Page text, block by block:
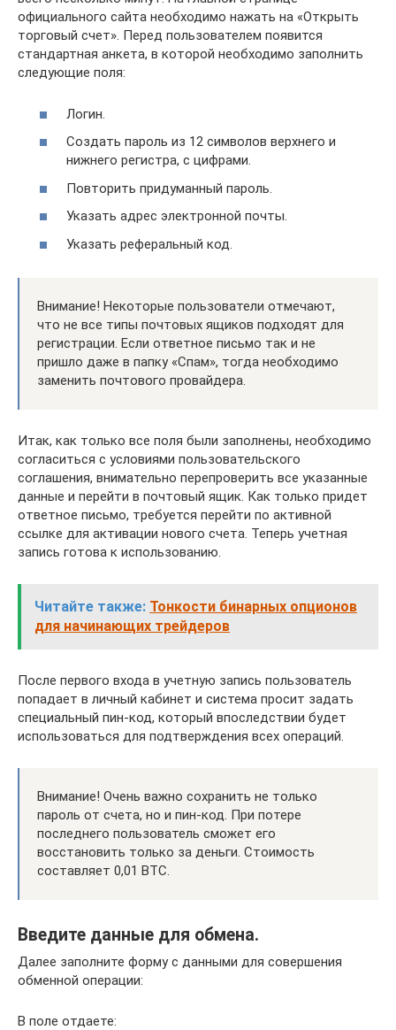
официального сайта необходимо нажать на «Открыть
торговый счет». Перед пользователем появится
стандартная анкета, в которой необходимо заполнить
следующие поля:
Логин.
Создать пароль из 12 символов верхнего и
нижнего регистра, с цифрами.
Повторить придуманный пароль.
Указать адрес электронной почты.
Указать реферальный код.
Внимание! Некоторые пользователи отмечают,
что не все типы почтовых ящиков подходят для
регистрации. Если ответное письмо так и не
пришло даже в папку «Спам», тогда необходимо
заменить почтового провайдера.
Итак, как только все поля были заполнены, необходимо
согласиться с условиями пользовательского
соглашения, внимательно перепроверить все указанные
данные и перейти в почтовый ящик. Как только придет
ответное письмо, требуется перейти по активной
ссылке для активации нового счета. Теперь учетная
запись готова к использованию.
Читайте также: Тонкости бинарных опционов
для начинающих трейдеров
После первого входа в учетную запись пользователь
попадает в личный кабинет и система просит задать
специальный пин-код, который впоследствии будет
использоваться для подтверждения всех операций.
Внимание! Очень важно сохранить не только
пароль от счета, но и пин-код. При потере
последнего пользователь сможет его
восстановить только за деньги. Стоимость
составляет 0,01 BTC.
Введите данные для обмена.
Далее заполните форму с данными для совершения
обменной операции:
В поле отдаете: